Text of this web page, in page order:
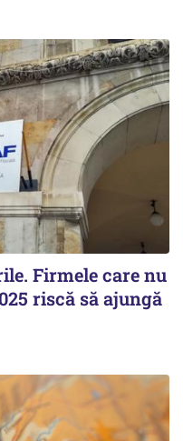
Firmele care nu
riscă să ajungă